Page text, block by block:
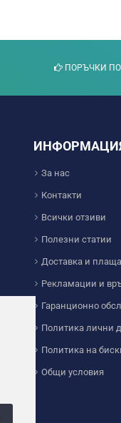
ПОРЪЧКИ
За нас
Контакти
Всички отзиви
Полезни статии
Доставка и
Рекламации и
Гаранционно
Политика лични
Политика на
Общи условия